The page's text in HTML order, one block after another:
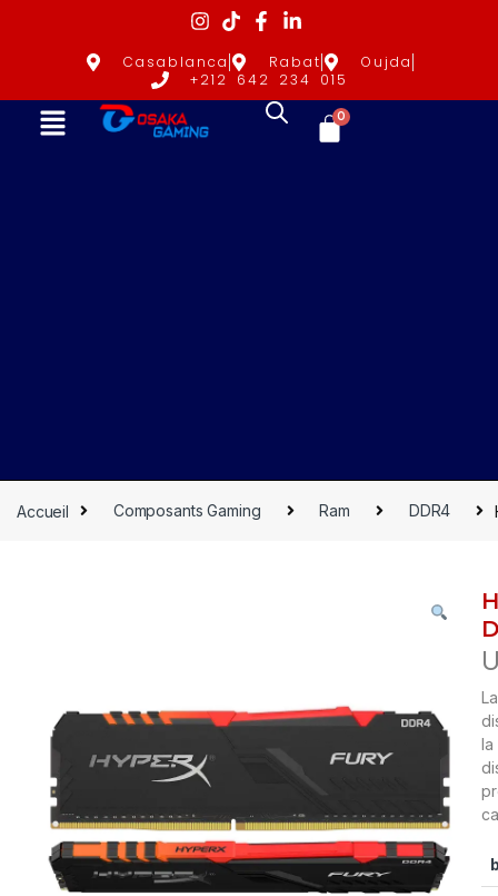
Casablanca Rabat
Oujda
+212 642 234 015
0
Accueil Composants Gaming Ram DDR4
la